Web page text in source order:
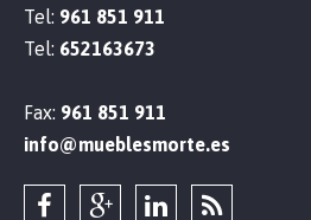
Tel: 961 851 911
Tel: 652163673
Fax: 961 851 911
info@mueblesmorte.es